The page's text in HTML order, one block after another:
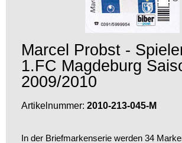
Marcel Probst -
1.FC Magdeburg
2009/2010
Artikelnummer: 2010-213-045-M
In der Briefmarkenserie werden 34